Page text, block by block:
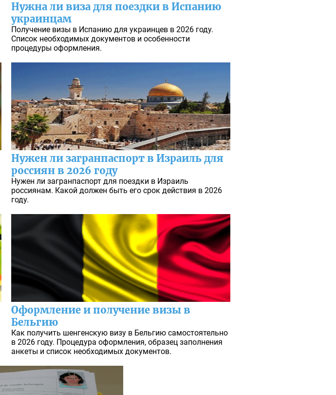
Нужна ли виза для поездки в Испанию
украинцам
Получение визы в Испанию для украинцев в 2026 году.
Список необходимых документов и особенности
процедуры оформления.
Нужен ли загранпаспорт в Израиль для
россиян в 2026 году
Нужен ли загранпаспорт для поездки в Израиль
россиянам. Какой должен быть его срок действия в 2026
году.
Оформление и получение визы в
Бельгию
Как получить шенгенскую визу в Бельгию самостоятельно
в 2026 году. Процедура оформления, образец заполнения
анкеты и список необходимых документов.